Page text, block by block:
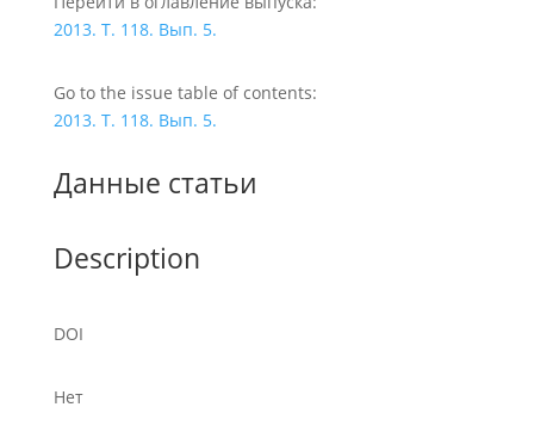
2013. Т. 118. Вып. 5.
Go to the issue table of contents:
2013. Т. 118. Вып. 5.
Данные статьи
Description
DOI
Нет